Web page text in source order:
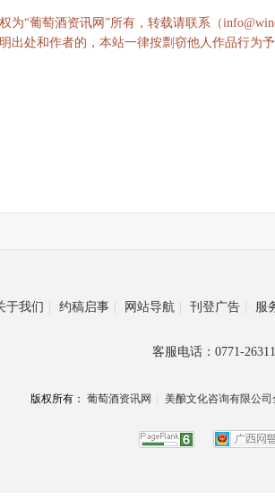
为“葡萄酒资讯网”所有，转载请联系（
出处和作者的，本站一律按剽窃他人作品行为
于我们 | 约稿启事 | 网站导航 | 刊登广告 | 服
客服电话：0771-
版权所有： 葡萄酒资讯网 美酿文化咨询有限公司